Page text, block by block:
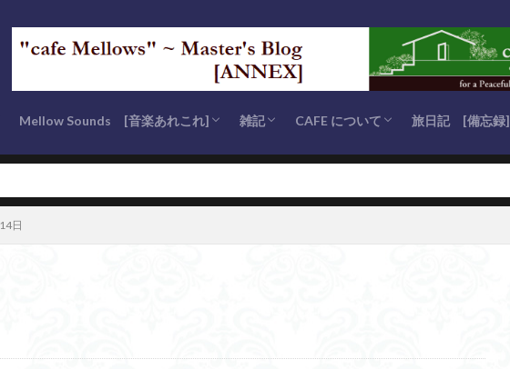
Mellow Sounds [音楽あれこれ]
“Mellow Tunes” series
“AC Tunes” series
“Mellow Classics” series
Rest In Peace [安らかに眠れ]
“優しい音色” series
“Masterの今これが聴きたい” series
Mellow なクリスマス・ソング
OTHER series (その他)
雑記
Coffee Break
MOMIJI 通信
MISC Notes (いろんなこと)
CAFE について
OPENに至るまで
旅日記 [備忘録]
14日